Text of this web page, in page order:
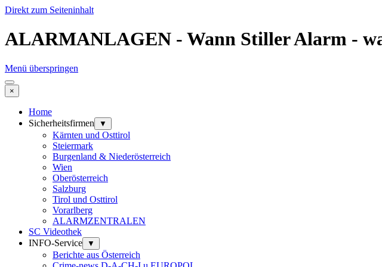
Direkt zum Seiteninhalt
ALARMANLAGEN - Wann Stiller Alarm -
Menü überspringen
×
Home
Sicherheitsfirmen
▼
Kärnten und Osttirol
Steiermark
Burgenland & Niederösterreich
Wien
Oberösterreich
Salzburg
Tirol und Osttirol
Vorarlberg
ALARMZENTRALEN
SC Videothek
INFO-Service
▼
Berichte aus Österreich